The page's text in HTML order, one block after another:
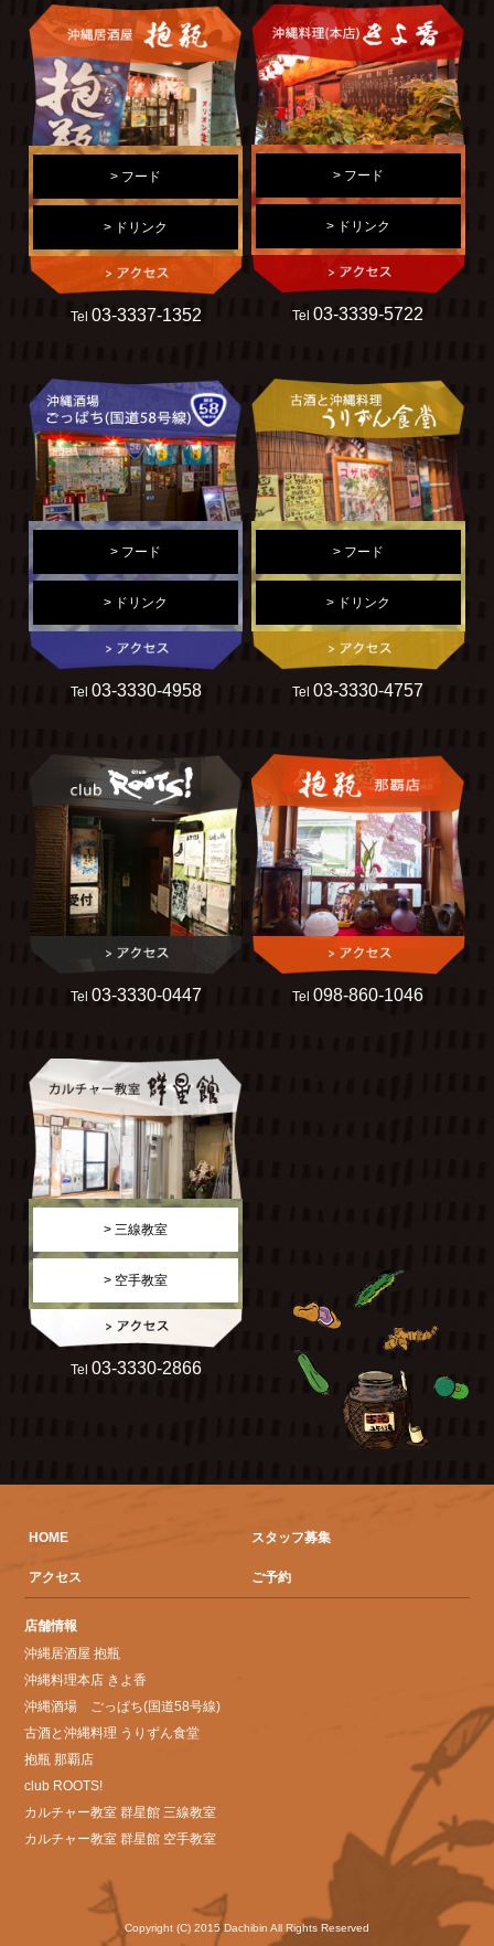
> フード
> ドリンク
Tel 03-3337-1352
> フード
> ドリンク
Tel03-3339-5722
> フード
> ドリンク
Tel 03-3330-4958
> フード
> ドリンク
Tel03-3330-4757
Tel 03-3330-0447
> 三線教室
> 空手教室
Tel 03-3330-2866
Tel098-860-1046
HOME スタッフ募集
アクセス ご予約
店舗情報
沖縄居酒屋 抱瓶
沖縄料理本店 きよ香
沖縄酒場 ごっぱち(国道58号線)
古酒と沖縄料理 うりずん食堂
抱瓶 那覇店
club ROOTS!
カルチャー教室 群星館 三線教室
カルチャー教室 群星館 空手教室
Copyright (C) 2015 Dachibin All Rights Reserved